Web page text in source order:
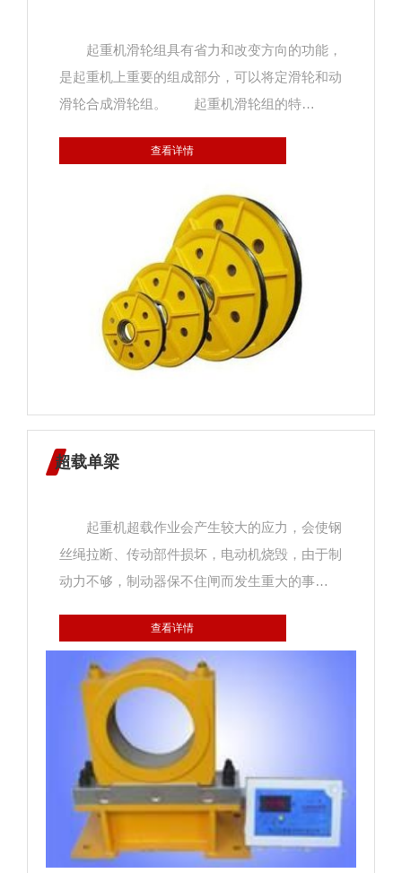
起重机滑轮组具有省力和改变方向的功能，
是起重机上重要的组成部分，可以将定滑轮和动
滑轮合成滑轮组。 起重机滑轮组的特
轮组的时候，滑轮组用几段绳吊着物体，提起物
滑轮组做实验，很容易看出起重机滑轮组虽然省
力，但是费了距离，动力移动的距离大于货物升
高的距离； 4、画滑轮组的饶法，首先要分
析题目的要求，是减轻几倍力来承担重物的绳子
的段数。如果n是偶数，那么绕线的起始点在上
面的定滑轮上，如果n是奇数，那么绕线的起始
点在下面的动滑轮上。
查看详情
超载单梁
起重机超载作业会产生较大的应力，会使钢
丝绳拉断、传动部件损坏，电动机烧毁，由于制
动力不够，制动器保不住闸而发生重大的事
典型例子是造成主梁下挠，上盖板及腹板出现裂
纹、脱焊，给起重机安全作业带来严重的事故隐
患。 由于主梁下挠，小车轨道会随同主梁一
起产生变形。小车由跨中开往两端时，不仅要克
服正常的运行阻力，还要克服由对爬坡而产生的
附加阻力。严重时小车运行机构电动机被烧毁。
另外，小车还会出现“打滑”现象，自行溜车，严
重影响起重作业。对于双梁起重机，还会造成小
车“三条腿”运行，由于水平旁弯，又会使小运行
查看详情